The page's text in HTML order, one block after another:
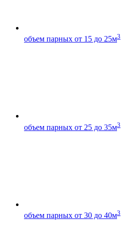
объем парных от 15 до 25м3
объем парных от 25 до 35м3
объем парных от 30 до 40м3